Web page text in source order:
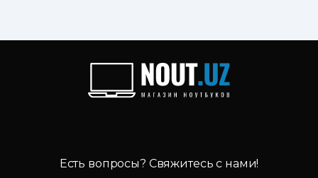
Есть вопросы? Свяжитесь с нами!